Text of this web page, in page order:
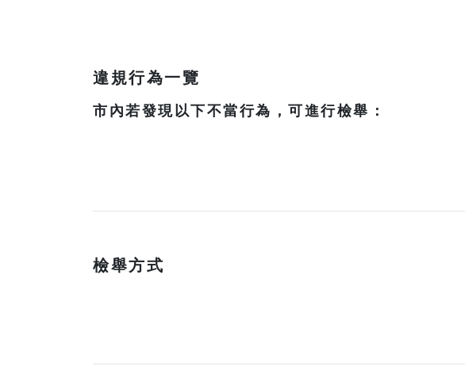
違規行為一覽
市內若發現以下不當行為，可進行檢舉：
檢舉方式